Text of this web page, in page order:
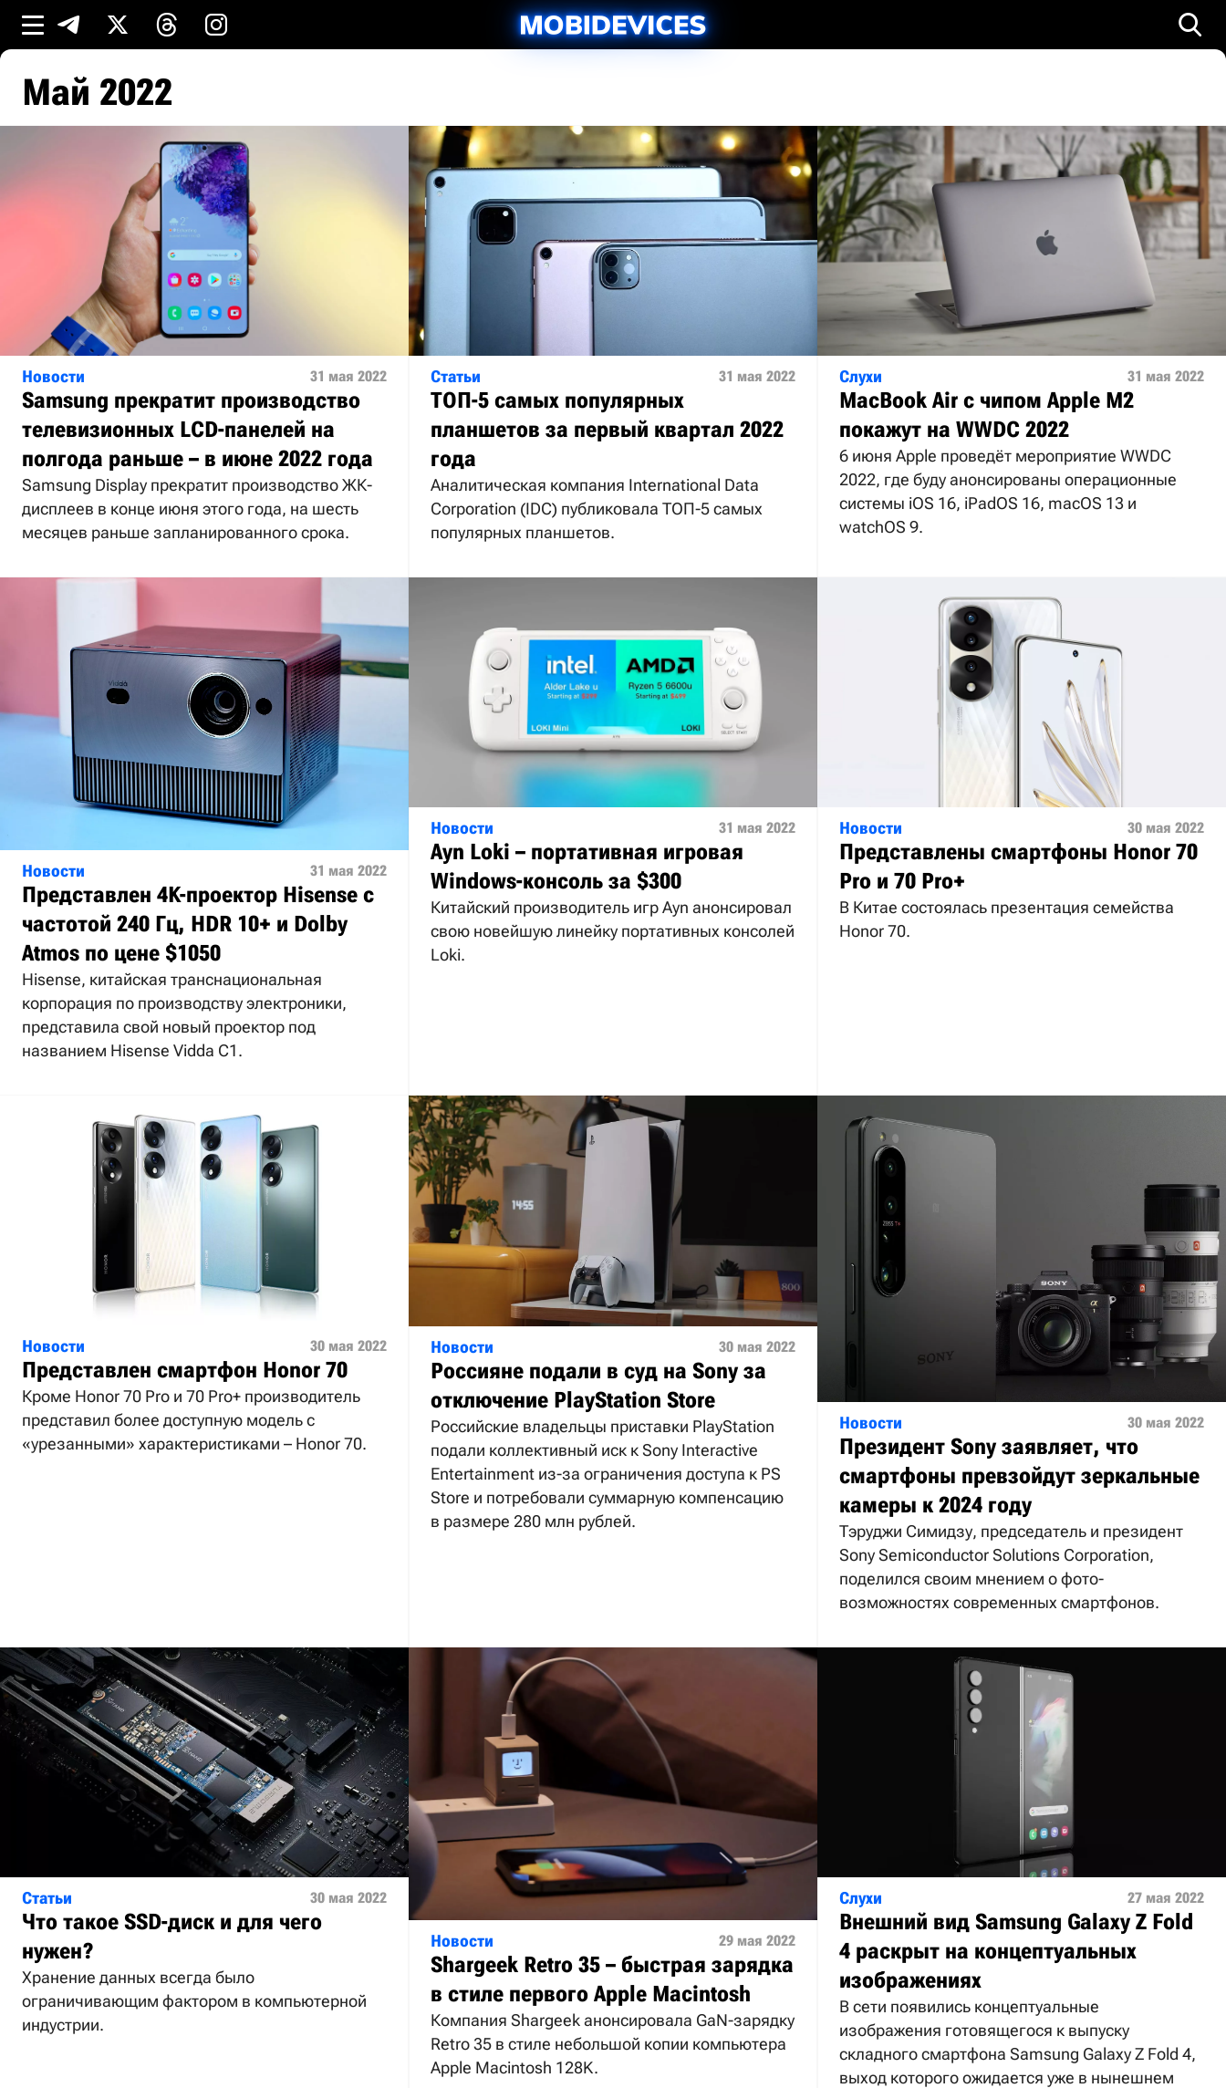
Май 2022
Новости 31 мая 2022
Samsung прекратит производство
телевизионных LCD-панелей на
полгода раньше – в июне 2022 года
Samsung Display прекратит производство ЖК-
дисплеев в конце июня этого года, на шесть
месяцев раньше запланированного срока.
Статьи 31 мая 2022
ТОП-5 самых популярных
планшетов за первый квартал 2022
года
Аналитическая компания International Data
Corporation (IDC) публиковала ТОП-5 самых
популярных планшетов.
Слухи 31 мая 2022
MacBook Air с чипом Apple M2
покажут на WWDC 2022
6 июня Apple проведёт мероприятие WWDC
2022, где буду анонсированы операционные
системы iOS 16, iPadOS 16, macOS 13 и
watchOS 9.
Новости 31 мая 2022
Представлен 4K-проектор Hisense с
частотой 240 Гц, HDR 10+ и Dolby
Atmos по цене $1050
Hisense, китайская транснациональная
корпорация по производству электроники,
представила свой новый проектор под
названием Hisense Vidda C1.
Новости 31 мая 2022
Ayn Loki – портативная игровая
Windows-консоль за $300
Китайский производитель игр Ayn анонсировал
свою новейшую линейку портативных консолей
Loki.
Новости 30 мая 2022
Представлены смартфоны Honor 70
Pro и 70 Pro+
В Китае состоялась презентация семейства
Honor 70.
Новости 30 мая 2022
Представлен смартфон Honor 70
Кроме Honor 70 Pro и 70 Pro+ производитель
представил более доступную модель с
«урезанными» характеристиками – Honor 70.
Новости 30 мая 2022
Россияне подали в суд на Sony за
отключение PlayStation Store
Российские владельцы приставки PlayStation
подали коллективный иск к Sony Interactive
Entertainment из-за ограничения доступа к PS
Store и потребовали суммарную компенсацию
в размере 280 млн рублей.
Новости 30 мая 2022
Президент Sony заявляет, что
смартфоны превзойдут зеркальные
камеры к 2024 году
Тэруджи Симидзу, председатель и президент
Sony Semiconductor Solutions Corporation,
поделился своим мнением о фото-
возможностях современных смартфонов.
Статьи 30 мая 2022
Что такое SSD-диск и для чего
нужен?
Хранение данных всегда было
ограничивающим фактором в компьютерной
индустрии.
Новости 29 мая 2022
Shargeek Retro 35 – быстрая зарядка
в стиле первого Apple Macintosh
Компания Shargeek анонсировала GaN-зарядку
Retro 35 в стиле небольшой копии компьютера
Apple Macintosh 128K.
Слухи 27 мая 2022
Внешний вид Samsung Galaxy Z Fold
4 раскрыт на концептуальных
изображениях
В сети появились концептуальные
изображения готовящегося к выпуску
складного смартфона Samsung Galaxy Z Fold 4,
выход которого ожидается уже в нынешнем